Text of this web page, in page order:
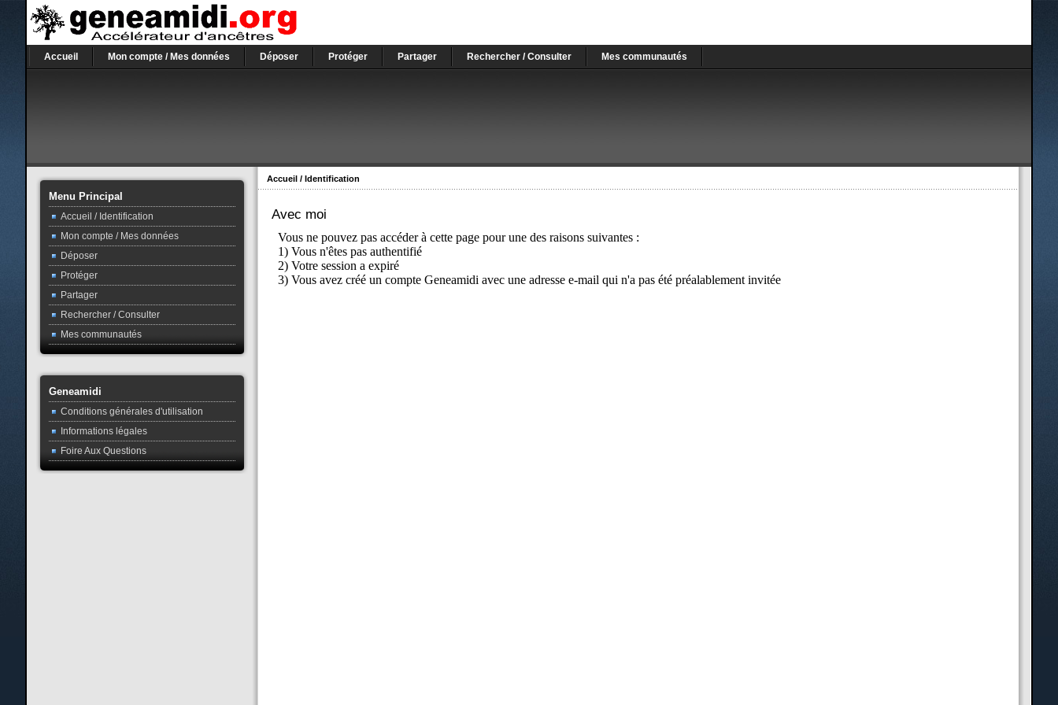
Accueil Mon compte / Mes données Déposer Protéger Partager Rechercher / Consulter Mes communautés
Menu Principal
Accueil / Identification
Mon compte / Mes données
Déposer
Protéger
Partager
Rechercher / Consulter
Mes communautés
Geneamidi
Conditions générales d'utilisation
Informations légales
Foire Aux Questions
Accueil / Identification
Avec moi